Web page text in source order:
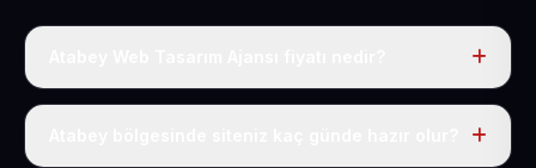
Tek fiyat uygulanır: yıllık 50 USD + KDV. Bu bedele alan